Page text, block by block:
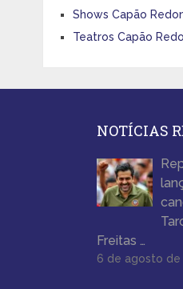
Shows Capão
Teatros Capão
NOTÍCIAS
Freitas …
6 de agosto de